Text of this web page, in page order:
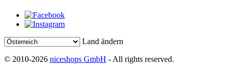
Land ändern
© 2010-2026 niceshops GmbH - All rights reserved.